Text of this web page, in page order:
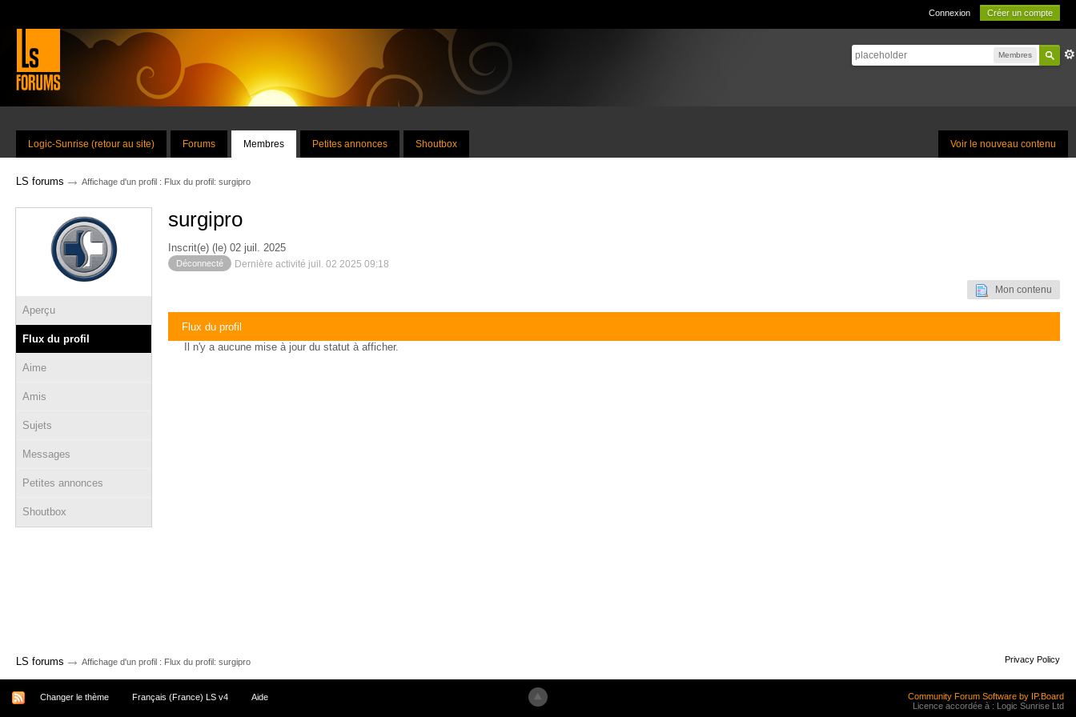
Connexion Créer un compte
Membres
Voir le nouveau contenu
Logic-Sunrise (retour au site) Forums Membres Petites annonces Shoutbox
LS forums → Affichage d'un profil : Flux du profil: surgipro
Aperçu
Flux du profil
Aime
Amis
Sujets
Messages
Petites annonces
Shoutbox
surgipro
Inscrit(e) (le) 02 juil. 2025
Déconnecté Dernière activité juil. 02 2025 09:18
Mon contenu
Flux du profil
Il n'y a aucune mise à jour du statut à afficher.
LS forums → Affichage d'un profil : Flux du profil: surgipro Privacy Policy
Changer le thème Français (France) LS v4 Aide
Community Forum Software by IP.Board
Licence accordée à : Logic Sunrise Ltd